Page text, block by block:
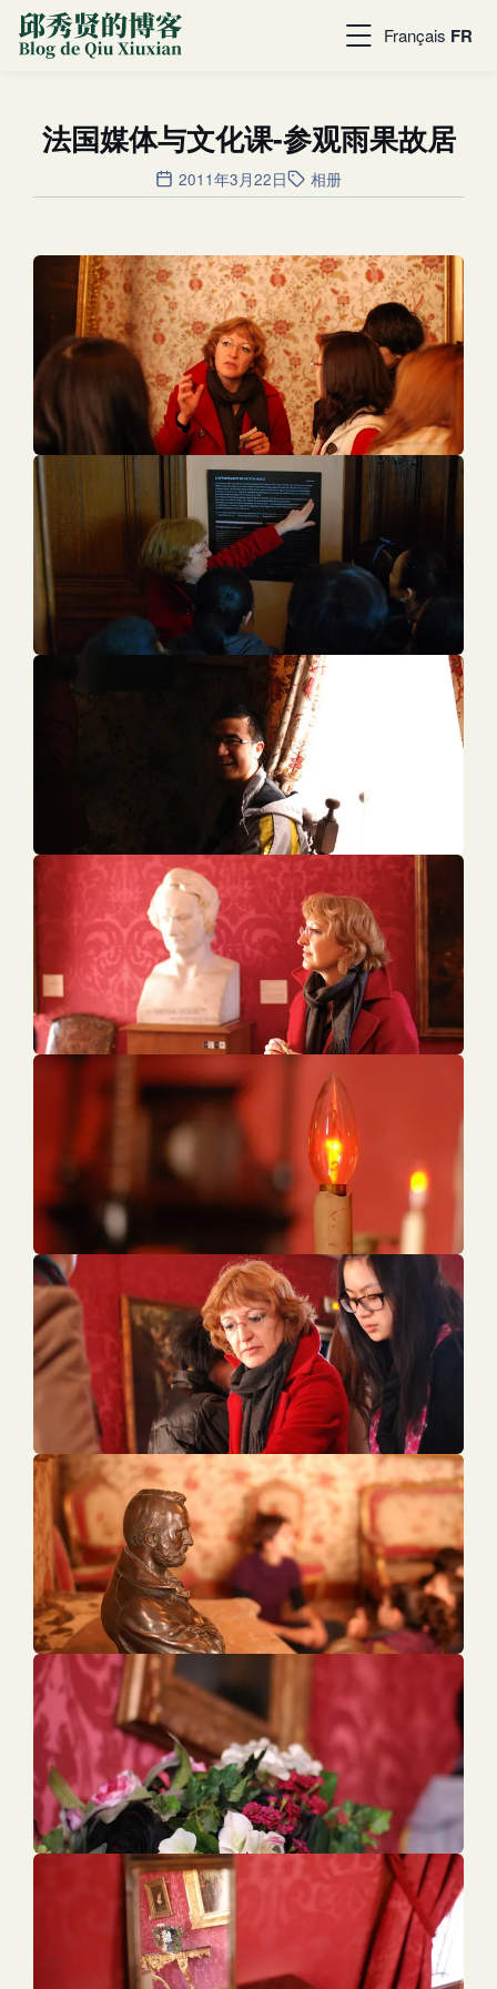
Français FR
法国媒体与文化课-参观雨果故居
2011年3月22日 相册